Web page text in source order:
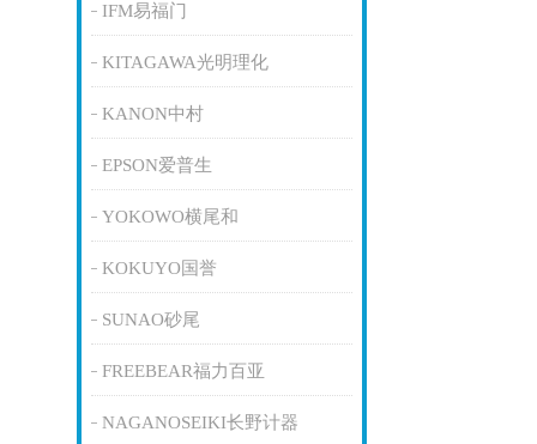
IFM易福门
KITAGAWA光明理化
KANON中村
EPSON爱普生
YOKOWO横尾和
KOKUYO国誉
SUNAO砂尾
FREEBEAR福力百亚
NAGANOSEIKI长野计器